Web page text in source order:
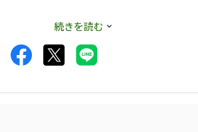
楽に打てる、と言っ
っていたこのアイア
続きを読む